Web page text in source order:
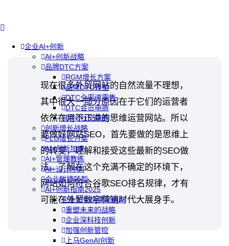
企业AI+创新
AI+创新战略
品牌DTC方案
RGM增长方案
品牌DTC转型
DTC全渠道零售
DTC会员电商
DTC社交电商
创新增长战略
PLG增长方案
AI+创新加速
AI+管理教练
AI+设计冲刺
企业敏捷转型
AI+创新指南2025
企业如何快速采用AI
重塑未来的战略
企业深科技创新
加强创新管控
上马GenAI创新
现在很多外贸网站的自然流量不理想，
其中很大一部分原因在于它们的运营者
依然在用不正道的思维运营网站。所以
要做好网站SEO，首先要做的是思维上
的转变，理解和接受这些最新的SEO做
法。了解在这个充满不确定的环境下，
网站如何符合谷歌SEO排名规律，才有
可能在外贸数字营销时代大展身手。